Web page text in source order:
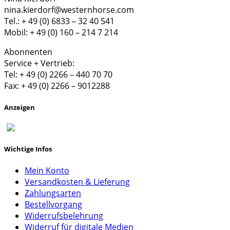
nina.kierdorf@westernhorse.com
Tel.: + 49 (0) 6833 – 32 40 541
Mobil: + 49 (0) 160 – 214 7 214
Abonnenten
Service + Vertrieb:
Tel: + 49 (0) 2266 – 440 70 70
Fax: + 49 (0) 2266 – 9012288
Anzeigen
Wichtige Infos
Mein Konto
Versandkosten & Lieferung
Zahlungsarten
Bestellvorgang
Widerrufsbelehrung
Widerruf für digitale Medien